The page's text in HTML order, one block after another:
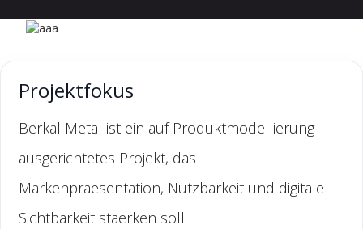
Projektfokus
Berkal Metal ist ein auf Produktmodellierung
ausgerichtetes Projekt, das
Markenpraesentation, Nutzbarkeit und digitale
Sichtbarkeit staerken soll.